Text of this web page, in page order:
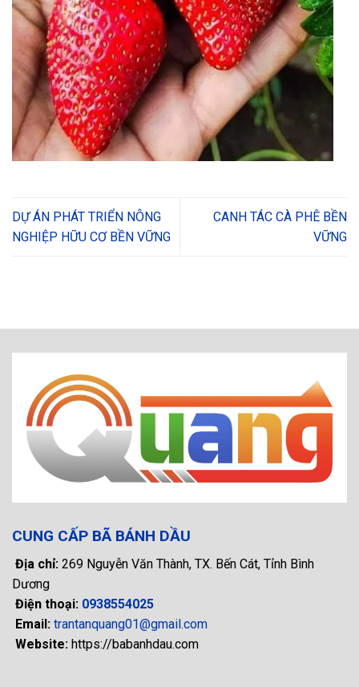
DỰ ÁN PHÁT TRIỂN NÔNG
NGHIỆP HỮU CƠ BỀN VỮNG
CANH TÁC CÀ PHÊ BỀN
VỮNG
CUNG CẤP BÃ BÁNH DẦU
Địa chỉ: 269 Nguyễn Văn Thành, TX. Bến Cát, Tỉnh Bình
Dương
Điện thoại: 0938554025
Email: trantanquang01@gmail.com
Website: https://babanhdau.com